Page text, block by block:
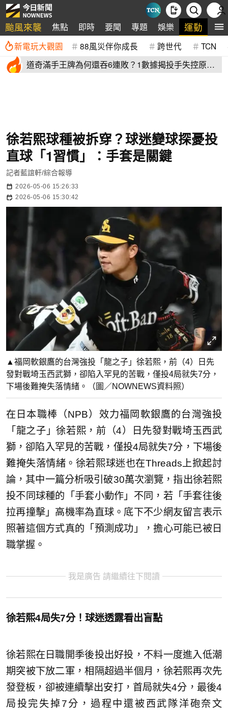
颱風來襲 焦點 即時 要聞 專題 娛樂 運動 全
新電玩大觀園 88風災伴你成長 跨世代 TCN
道奇滿手王牌為何還吞6連敗？1數據揭投手失控原
徐若熙球種被拆穿？球迷變球探憂投
直球「1習慣」：手套是關鍵
記者藍誼軒/綜合報導
2026-05-06 15:26:33
2026-05-06 15:30:42
▲福岡軟銀鷹的台灣強投「龍之子」徐若熙，前（4）日先
發對戰埼玉西武獅，卻陷入罕見的苦戰，僅投4局就失7分，
下場後難掩失落情緒。（圖／NOWNEWS資料照）
在日本職棒（NPB）效力福岡軟銀鷹的台灣強投
「龍之子」徐若熙，前（4）日先發對戰埼玉西武
獅，卻陷入罕見的苦戰，僅投4局就失7分，下場後
難掩失落情緒。徐若熙球迷也在Threads上掀起討
論，其中一篇分析吸引破30萬次瀏覽，指出徐若熙
投不同球種的「手套小動作」不同，若「手套往後
拉再撞擊」高機率為直球。底下不少網友留言表示
照著這個方式真的「預測成功」，擔心可能已被日
職掌握。
我是廣告 請繼續往下閱讀
徐若熙4局失7分！球迷透露看出盲點
徐若熙在日職開季後投出好投，不料一度進入低潮
期突被下放二軍，相隔超過半個月，徐若熙再次先
發登板，卻被連續擊出安打，首局就失4分，最後4
局投完失掉7分，過程中還被西武隊洋砲奈文